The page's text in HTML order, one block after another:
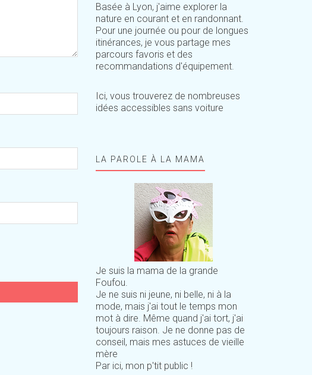
Basée à Lyon, j'aime explorer la
nature en courant et en randonnant.
Pour une journée ou pour de longues
itinérances, je vous partage mes
parcours favoris et des
recommandations d'équipement.
Ici, vous trouverez de nombreuses
idées accessibles sans voiture
LA PAROLE À LA MAMA
Je suis la mama de la grande
Foufou.
Je ne suis ni jeune, ni belle, ni à la
mode, mais j'ai tout le temps mon
mot à dire. Même quand j'ai tort, j'ai
toujours raison. Je ne donne pas de
conseil, mais mes astuces de vieille
mère
Par ici, mon p'tit public !